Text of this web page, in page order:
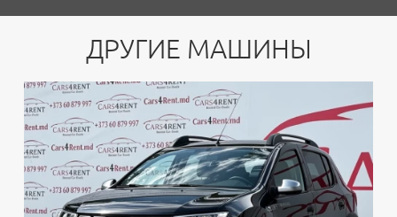
ДРУГИЕ МАШИНЫ